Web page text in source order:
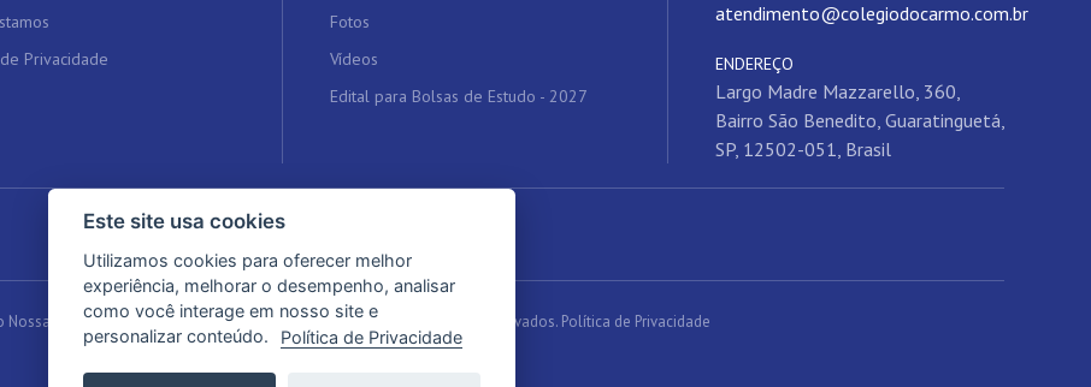
Privacidade
Fotos
Vídeos
Edital para Bolsas de Estudo - 2027
atendimento@colegiodocarmo.com.br
ENDEREÇO
Largo Madre Mazzarello, 360,
Bairro São Benedito, Guaratinguetá,
SP, 12502-051, Brasil
Senhora do Carmo | Educação de qualidade. Todos os Direitos Reservados. Política de Privacidade
Este site usa cookies
Utilizamos cookies para oferecer melhor
experiência, melhorar o desempenho, analisar
como você interage em nosso site e
personalizar conteúdo.
Política de Privacidade